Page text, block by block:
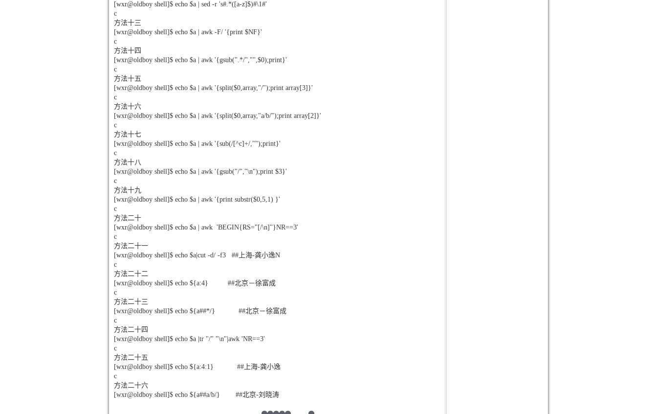
[wxr@oldboy shell]$ echo $a | sed -r 's#.*([a-z]$)#\1#'
c
方法十三
[wxr@oldboy shell]$ echo $a | awk -F/ '{print $NF}'
c
方法十四
[wxr@oldboy shell]$ echo $a | awk '{gsub(".*/","",$0);print}'
c
方法十五
[wxr@oldboy shell]$ echo $a | awk '{split($0,array,"/");print array[3]}'
c
方法十六
[wxr@oldboy shell]$ echo $a | awk '{split($0,array,"a/b/");print array[2]}'
c
方法十七
[wxr@oldboy shell]$ echo $a | awk '{sub(/[^c]+/,"");print}'
c
方法十八
[wxr@oldboy shell]$ echo $a | awk '{gsub("/","\n");print $3}'
c
方法十九
[wxr@oldboy shell]$ echo $a | awk '{print substr($0,5,1) }'
c
方法二十
[wxr@oldboy shell]$ echo $a | awk 'BEGIN{RS="[/\n]"}NR==3'
c
方法二十一
[wxr@oldboy shell]$ echo $a|cut -d/ -f3 ##上海-龚小逸N
c
方法二十二
[wxr@oldboy shell]$ echo ${a:4} ##北京－徐富成
c
方法二十三
[wxr@oldboy shell]$ echo ${a##*/} ##北京－徐富成
c
方法二十四
[wxr@oldboy shell]$ echo $a |tr "/" "\n"|awk 'NR==3'
c
方法二十五
[wxr@oldboy shell]$ echo ${a:4:1} ##上海-龚小逸
c
方法二十六
[wxr@oldboy shell]$ echo ${a##a/b/} ##北京-刘晓涛